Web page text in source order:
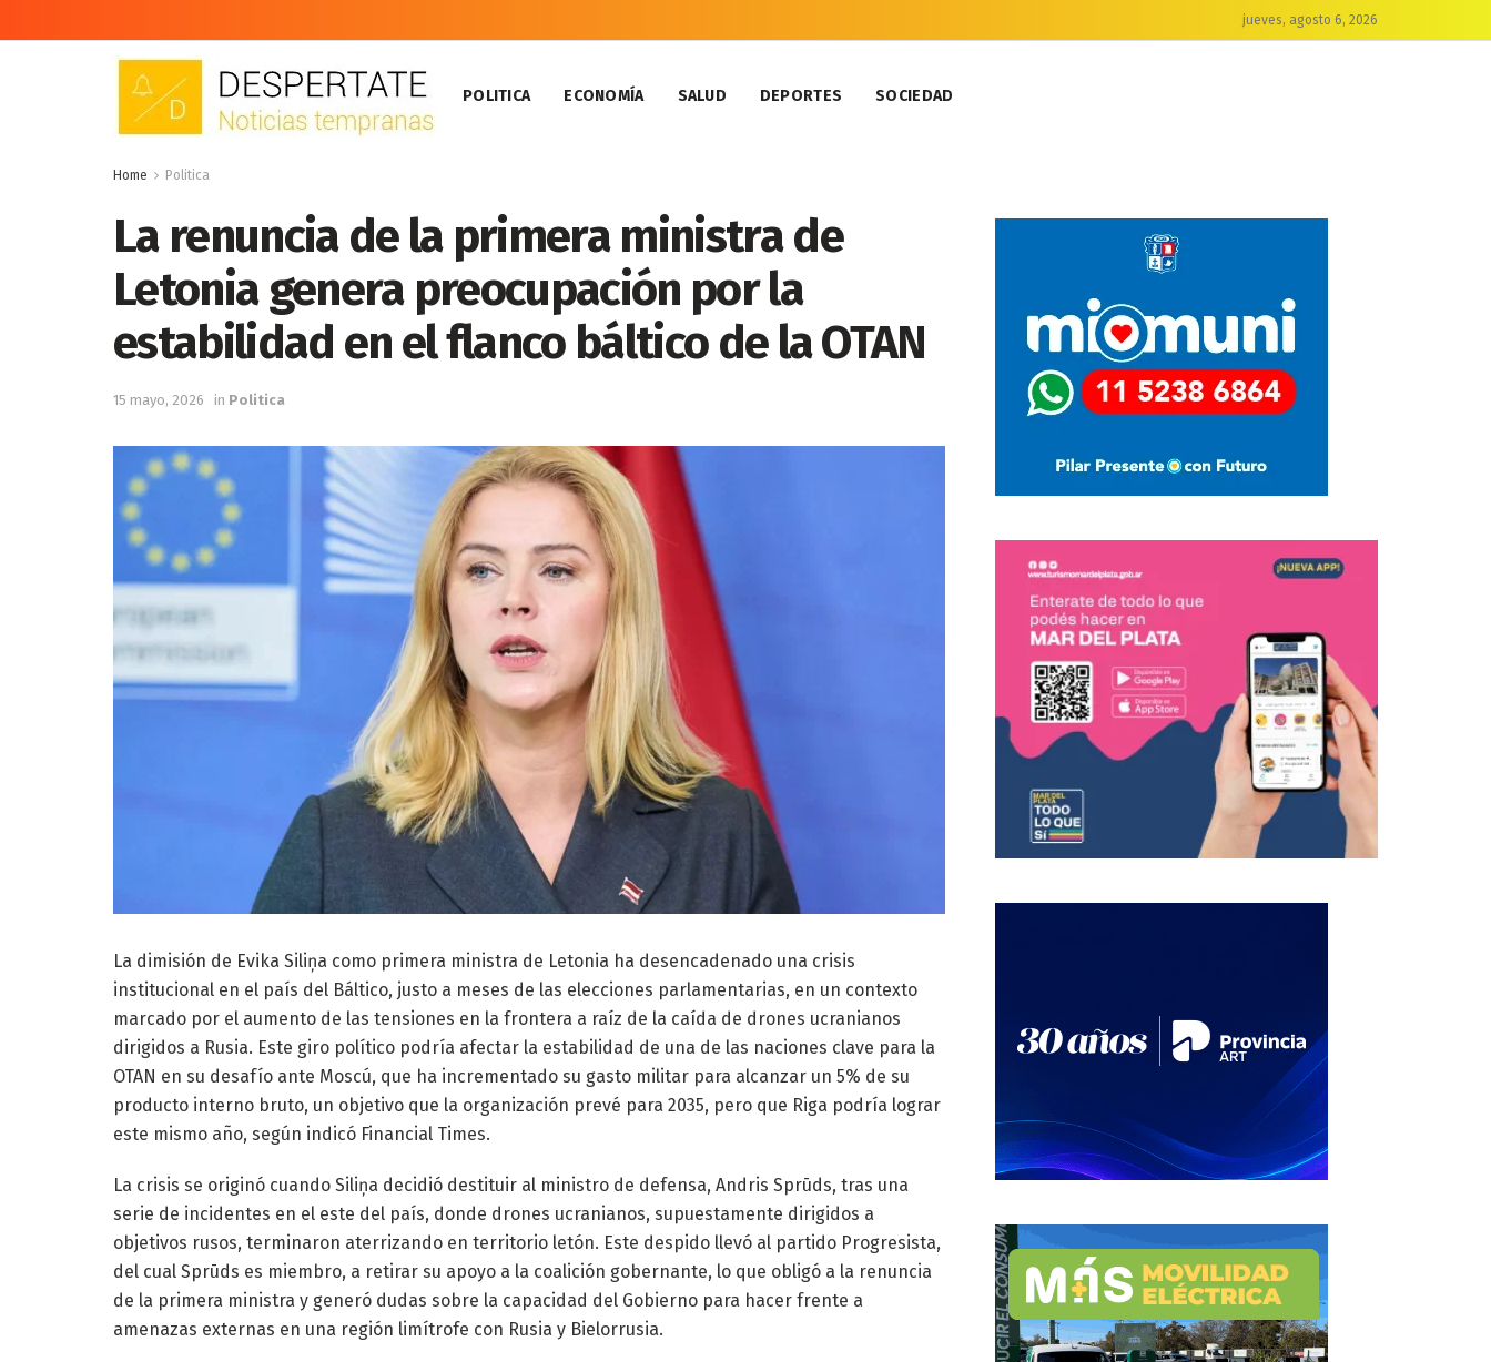
jueves, agosto 6, 2026
POLITICA ECONOMÍA SALUD DEPORTES SOCIEDAD
Home Politica
La renuncia de la primera ministra de
Letonia genera preocupación por la
estabilidad en el flanco báltico de la OTAN
15 mayo, 2026 in Politica
La dimisión de Evika Siliņa como primera ministra de Letonia ha desencadenado una crisis
institucional en el país del Báltico, justo a meses de las elecciones parlamentarias, en un contexto
marcado por el aumento de las tensiones en la frontera a raíz de la caída de drones ucranianos
dirigidos a Rusia. Este giro político podría afectar la estabilidad de una de las naciones clave para la
OTAN en su desafío ante Moscú, que ha incrementado su gasto militar para alcanzar un 5% de su
producto interno bruto, un objetivo que la organización prevé para 2035, pero que Riga podría lograr
este mismo año, según indicó Financial Times.
La crisis se originó cuando Siliņa decidió destituir al ministro de defensa, Andris Sprūds, tras una
serie de incidentes en el este del país, donde drones ucranianos, supuestamente dirigidos a
objetivos rusos, terminaron aterrizando en territorio letón. Este despido llevó al partido Progresista,
del cual Sprūds es miembro, a retirar su apoyo a la coalición gobernante, lo que obligó a la renuncia
de la primera ministra y generó dudas sobre la capacidad del Gobierno para hacer frente a
amenazas externas en una región limítrofe con Rusia y Bielorrusia.